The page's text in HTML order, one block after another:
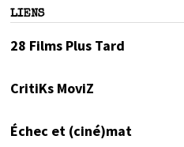
LIENS
28 Films Plus Tard
CritiKs MoviZ
Échec et (ciné)mat